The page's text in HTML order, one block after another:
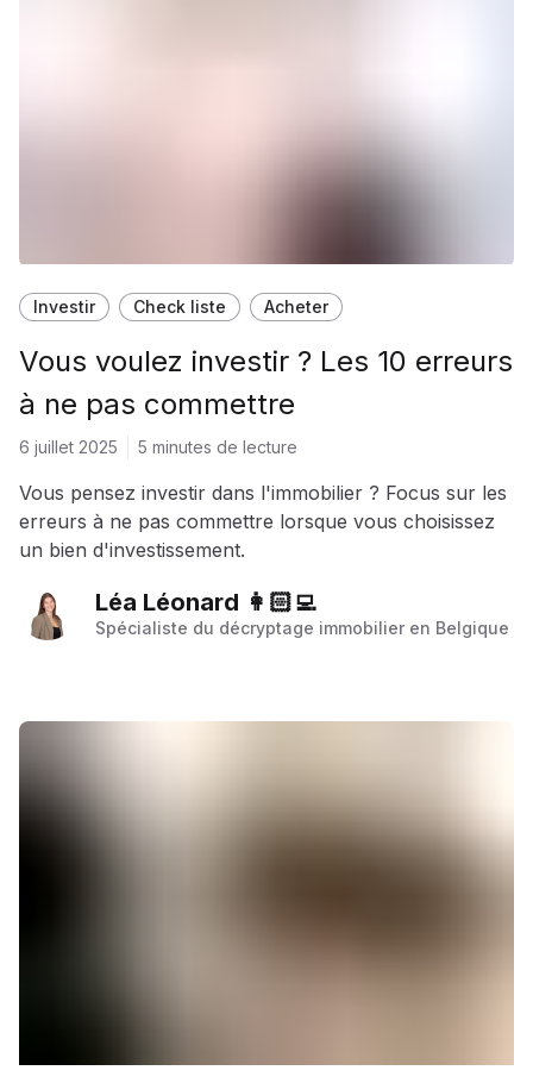
Investir Check liste Acheter
Vous voulez investir ? Les 10 erreurs
à ne pas commettre
6 juillet 2025 5 minutes de lecture
Vous pensez investir dans l'immobilier ? Focus sur les
erreurs à ne pas commettre lorsque vous choisissez
un bien d'investissement.
Léa Léonard 👩🏻‍💻
Spécialiste du décryptage immobilier en Belgique